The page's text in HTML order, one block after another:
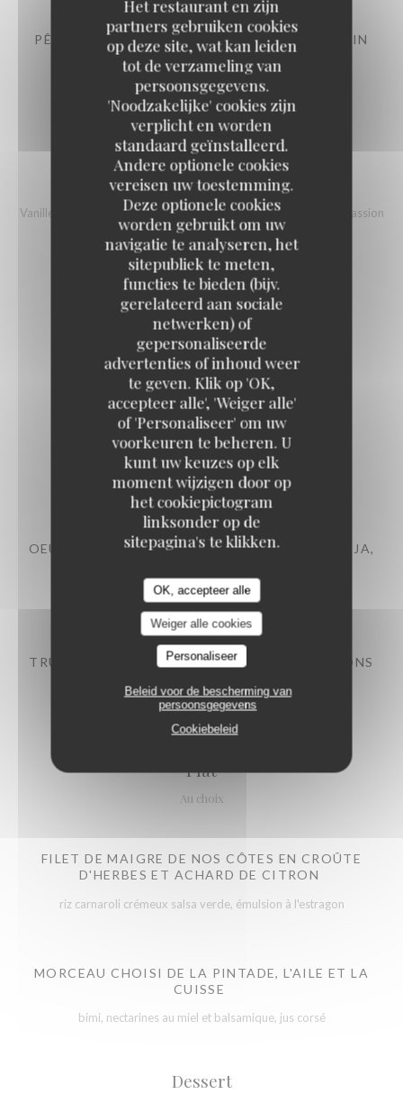
Het restaurant en zijn
partners gebruiken cookies
op deze site, wat kan leiden
tot de verzameling van
persoonsgegevens.
'Noodzakelijke' cookies zijn
verplicht en worden
standaard geïnstalleerd.
Andere optionele cookies
vereisen uw toestemming.
Deze optionele cookies
worden gebruikt om uw
navigatie te analyseren, het
sitepubliek te meten,
functies te bieden (bijv.
gerelateerd aan sociale
netwerken) of
gepersonaliseerde
advertenties of inhoud weer
te geven. Klik op 'OK,
accepteer alle', 'Weiger alle'
of 'Personaliseer' om uw
voorkeuren te beheren. U
kunt uw keuzes op elk
moment wijzigen door op
het cookiepictogram
linksonder op de
sitepagina's te klikken.
OK, accepteer alle
Weiger alle cookies
Personaliseer
Beleid voor de bescherming van
persoonsgegevens
Cookiebeleid
PÊCHE BLANCHE DES "TROIS VERGERS" AU VIN
ROUGE INFUSÉ AU TIMUT
crémeux vanille, madeleine au miel, granité bordelais
14,00 EUR
GLACES ET SORBETS MAISON
2 boules
Vanille /chocolat /mandarine /fraise /citron/framboise/bulgare/passion
9,00 EUR
Menu Catusseau
48,00 EUR
Entrée
au choix
OEUF TIÈDE , CHAMPIGNONS MARINÉS AU SOJA,
speck au genièvre, petits croutons au paprika
TRUITE DE BAÏGORRY, MOELLEUX DE POIVRONS
pickles de concombre
Plat
Au choix
FILET DE MAIGRE DE NOS CÔTES EN CROÛTE
D'HERBES ET ACHARD DE CITRON
riz carnaroli crémeux salsa verde, émulsion à l'estragon
MORCEAU CHOISI DE LA PINTADE, L'AILE ET LA
CUISSE
bimi, nectarines au miel et balsamique, jus corsé
Dessert
LA TABLE DE CATUSSEAU